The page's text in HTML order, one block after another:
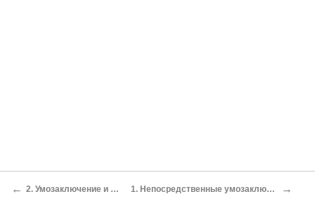
← 2. Умозаключение и связь предложений 1. Непосредственные умозаключения из простых суждений →